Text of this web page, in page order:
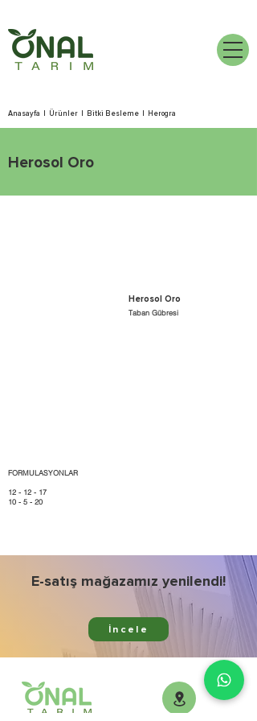
Anasayfa Ürünler Bitki Besleme Herogra
Herosol Oro
Herosol Oro
Taban Gübresi
FORMULASYONLAR
12 - 12 - 17
10 - 5 - 20
E-satış mağazamız yenilendi!
İncele